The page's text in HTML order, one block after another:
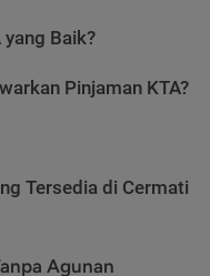
Baik?
Pinjaman KTA?
Tersedia di Cermati
Agunan